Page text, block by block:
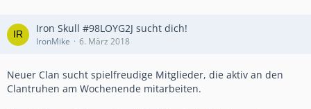
Iron Skull #98LOYG2J sucht dich!
IronMike 6. März 2018
Neuer Clan sucht spielfreudige Mitglieder, die aktiv an den
Clantruhen am Wochenende mitarbeiten.